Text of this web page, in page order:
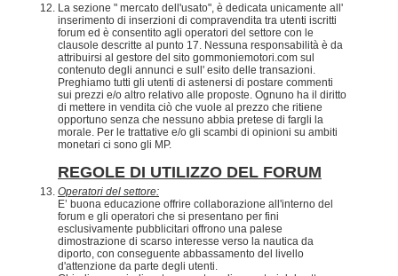
La sezione " mercato dell'usato", è dedicata unicamente all'
inserimento di inserzioni di compravendita tra utenti iscritti
forum ed è consentito agli operatori del settore con le
clausole descritte al punto 17. Nessuna responsabilità è da
attribuirsi al gestore del sito gommoniemotori.com sul
contenuto degli annunci e sull' esito delle transazioni.
Preghiamo tutti gli utenti di astenersi di postare commenti
sui prezzi e/o altro relativo alle proposte. Ognuno ha il diritto
di mettere in vendita ciò che vuole al prezzo che ritiene
opportuno senza che nessuno abbia pretese di fargli la
morale. Per le trattative e/o gli scambi di opinioni su ambiti
monetari ci sono gli MP.
REGOLE DI UTILIZZO DEL FORUM
Operatori del settore:
E’ buona educazione offrire collaborazione all'interno del
forum e gli operatori che si presentano per fini
esclusivamente pubblicitari offrono una palese
dimostrazione di scarso interesse verso la nautica da
diporto, con conseguente abbassamento del livello
d'attenzione da parte degli utenti.